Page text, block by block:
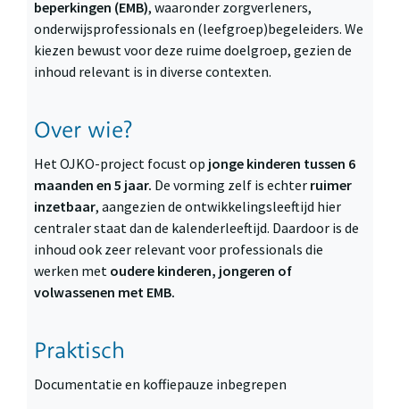
beperkingen (EMB), waaronder zorgverleners,
onderwijsprofessionals en (leefgroep)begeleiders. We
kiezen bewust voor deze ruime doelgroep, gezien de
inhoud relevant is in diverse contexten.
Over wie?
Het OJKO-project focust op jonge kinderen tussen 6
maanden en 5 jaar. De vorming zelf is echter ruimer
inzetbaar, aangezien de ontwikkelingsleeftijd hier
centraler staat dan de kalenderleeftijd. Daardoor is de
inhoud ook zeer relevant voor professionals die
werken met oudere kinderen, jongeren of
volwassenen met EMB.
Praktisch
Documentatie en koffiepauze inbegrepen